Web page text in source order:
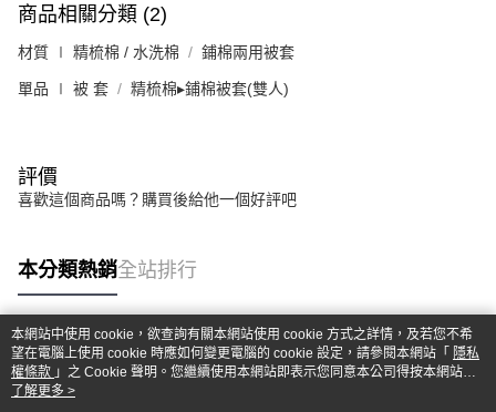
商品相關分類 (2)
材質 ∣ 精梳棉 / 水洗棉 鋪棉兩用被套
單品 ∣ 被 套 精梳棉▸鋪棉被套(雙人)
評價
喜歡這個商品嗎？購買後給他一個好評吧
本分類熱銷全站排行
熱門標籤
本網站中使用 cookie，欲查詢有關本網站使用 cookie 方式之詳情，及若您不希
望在電腦上使用 cookie 時應如何變更電腦的 cookie 設定，請參閱本網站「 隱私
權條款 」之 Cookie 聲明。您繼續使用本網站即表示您同意本公司得按本網站使
用條款之 Cookie 聲明使用 cookie。
了解更多 >